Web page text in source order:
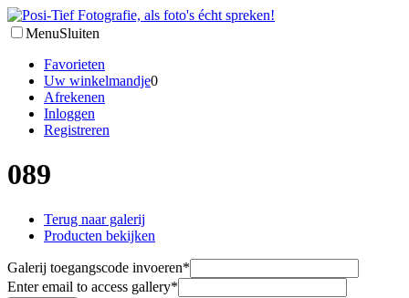
MenuSluiten
Favorieten
Uw winkelmandje0
Afrekenen
Inloggen
Registreren
089
Terug naar galerij
Producten bekijken
Galerij toegangscode invoeren*
Enter email to access gallery*